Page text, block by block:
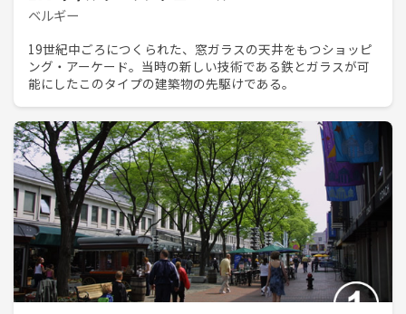
ベルギー
19世紀中ごろにつくられた、窓ガラスの天井をもつショッピ
ング・アーケード。当時の新しい技術である鉄とガラスが可
能にしたこのタイプの建築物の先駆けである。